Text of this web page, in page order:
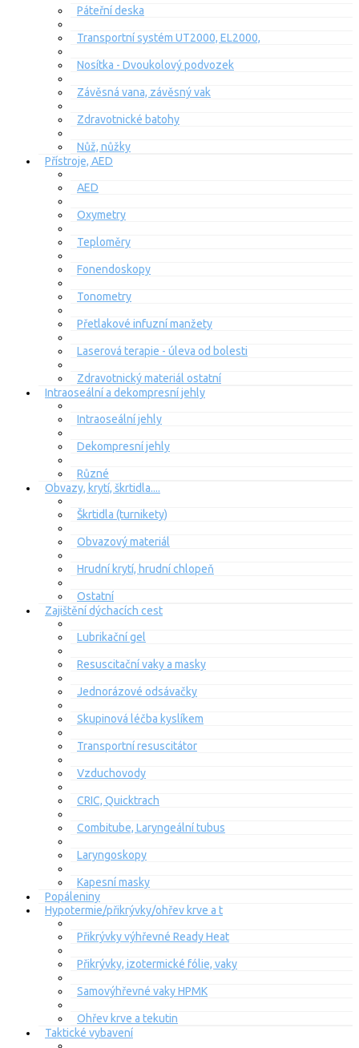
Páteřní deska
Transportní systém UT2000, EL2000,
Nosítka - Dvoukolový podvozek
Závěsná vana, závěsný vak
Zdravotnické batohy
Nůž, nůžky
Přístroje, AED
AED
Oxymetry
Teploměry
Fonendoskopy
Tonometry
Přetlakové infuzní manžety
Laserová terapie - úleva od bolesti
Zdravotnický materiál ostatní
Intraoseální a dekompresní jehly
Intraoseální jehly
Dekompresní jehly
Různé
Obvazy, krytí, škrtidla....
Škrtidla (turnikety)
Obvazový materiál
Hrudní krytí, hrudní chlopeň
Ostatní
Zajištění dýchacích cest
Lubrikační gel
Resuscitační vaky a masky
Jednorázové odsávačky
Skupinová léčba kyslíkem
Transportní resuscitátor
Vzduchovody
CRIC, Quicktrach
Combitube, Laryngeální tubus
Laryngoskopy
Kapesní masky
Popáleniny
Hypotermie/přikrývky/ohřev krve a t
Přikrývky výhřevné Ready Heat
Přikrývky, izotermické fólie, vaky
Samovýhřevné vaky HPMK
Ohřev krve a tekutin
Taktické vybavení